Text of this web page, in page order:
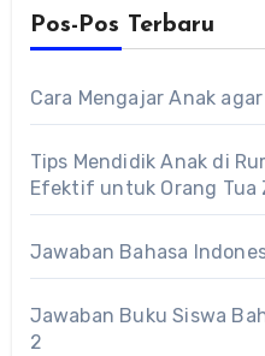
Pos-Pos Terbaru
Cara Mengajar Anak
Tips Mendidik Anak di
Efektif untuk Orang Tua
Jawaban Bahasa
Jawaban Buku Siswa
2